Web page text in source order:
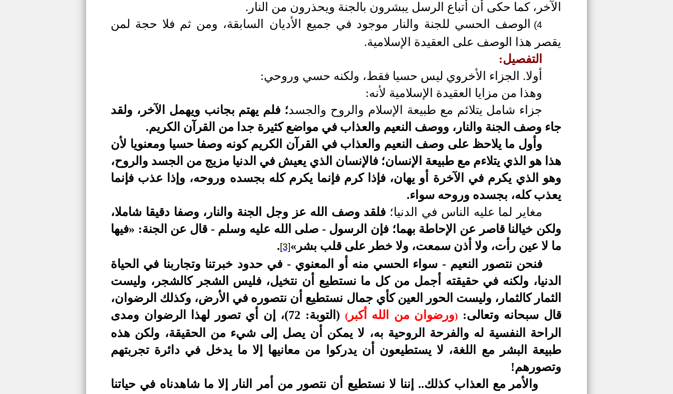
الآخر، كما حكى أن أتباع الرسل يبشرون بالجنة ويحذرون من النار.
4)
الوصف الحسي للجنة والنار موجود في جميع الأديان السابقة، ومن ثم فلا حجة لمن
يقصر هذا الوصف على العقيدة الإسلامية.
التفصيل:
أولا.
الجزاء الأخروي ليس حسيا فقط، ولكنه حسي وروحي:
وهذا من مزايا العقيدة الإسلامية لأنه:
جزاء شامل يتلائم مع طبيعة الإسلام والروح والجسد؛ فلم يهتم بجانب ويهمل الآخر، ولقد
جاء وصف الجنة والنار، ووصف النعيم والعذاب في مواضع كثيرة جدا من القرآن الكريم.
وأول ما يلاحظ على وصف النعيم والعذاب في القرآن الكريم كونه وصفا حسيا ومعنويا لأن
هذا هو الذي يتلاءم مع طبيعة الإنسان؛ فالإنسان الذي يعيش في الدنيا مزيج من الجسد والروح،
وهو الذي يكرم في الآخرة أو يهان، فإذا كرم فإنما يكرم كله بجسده وروحه، وإذا عذب فإنما
يعذب كله، بجسده وروحه سواء.
مغاير لما عليه الناس في الدنيا؛ فلقد وصف الله عز وجل
الجنة والنار، وصفا دقيقا شاملا،
ولكن خيالنا قاصر عن الإحاطة بهما؛ فإن الرسول - صلى الله عليه وسلم - قال عن الجنة: «فيها
ما لا عين رأت، ولا أذن سمعت، ولا خطر على قلب بشر »
[3]
.
فنحن نتصور النعيم - سواء الحسي منه أو المعنوي - في حدود خبرتنا وتجاربنا في الحياة
الدنيا، ولكنه في حقيقته أجمل من كل ما نستطيع أن نتخيل، فليس الشجر كالشجر، وليست
الثمار كالثمار، وليست الحور العين كأي جمال نستطيع أن نتصوره في الأرض، وكذلك الرضوان،
قال سبحانه وتعالى: )ورضوان من الله أكبر(
(التوبة: 72)، إن أي تصور لهذا الرضوان ومدى
الراحة النفسية له والفرحة الروحية به، لا يمكن أن يصل إلى شيء من الحقيقة، ولكن هذه
طبيعة البشر مع اللغة، لا يستطيعون أن يدركوا من معانيها إلا ما يدخل في دائرة تجربتهم
وتصورهم!
والأمر مع العذاب كذلك.. إننا لا نستطيع أن نتصور من أمر النار إلا ما شاهدناه في حياتنا